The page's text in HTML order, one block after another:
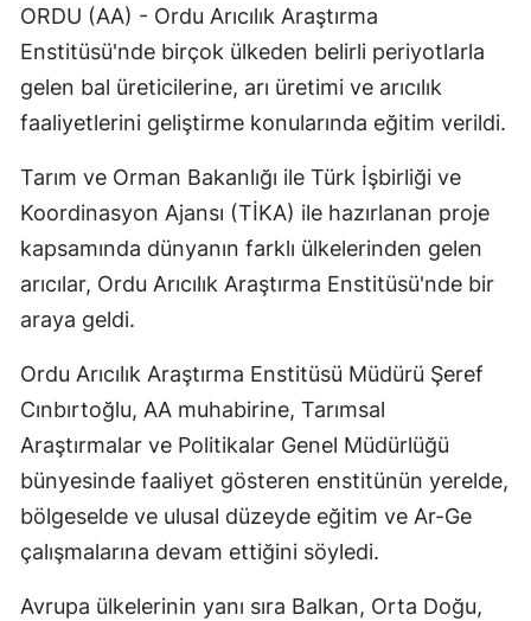
Diyarbakır
Edirne
Elazığ
Erzurum
Eskişehir
Gümüşhane
Hakkari
Isparta
Mersin
ORDU (AA) - Ordu Arıcılık Araştırma
Enstitüsü'nde birçok ülkeden belirli periyotlarla
gelen bal üreticilerine, arı üretimi ve arıcılık
faaliyetlerini geliştirme konularında eğitim verildi.
Tarım ve Orman Bakanlığı ile Türk İşbirliği ve
Koordinasyon Ajansı (TİKA) ile hazırlanan proje
kapsamında dünyanın farklı ülkelerinden gelen
arıcılar, Ordu Arıcılık Araştırma Enstitüsü'nde bir
araya geldi.
Ordu Arıcılık Araştırma Enstitüsü Müdürü Şeref
Cınbırtoğlu, AA muhabirine, Tarımsal
Araştırmalar ve Politikalar Genel Müdürlüğü
bünyesinde faaliyet gösteren enstitünün yerelde,
bölgeselde ve ulusal düzeyde eğitim ve Ar-Ge
çalışmalarına devam ettiğini söyledi.
Avrupa ülkelerinin yanı sıra Balkan, Orta Doğu,